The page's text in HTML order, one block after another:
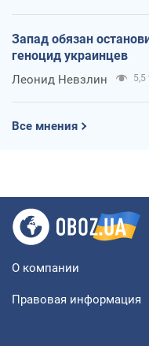
Запад обязан
геноцид украинцев
Леонид Невзлин 5,5
Все мнения
О компании
Правовая информация